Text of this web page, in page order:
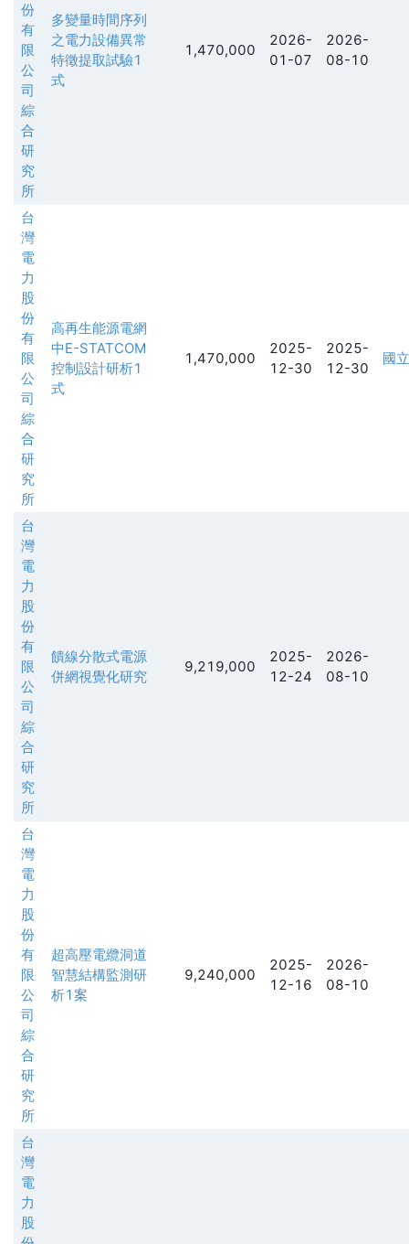
份
有
限
公
司
綜
合
研
究
所
多變量時間序列
之電力設備異常
特徵提取試驗1
式
1,470,000
2026-
01-07
2026-
08-10
台
灣
電
力
股
份
有
限
公
司
綜
合
研
究
所
高再生能源電網
中E-STATCOM
控制設計研析1
式
1,470,000
2025-
12-30
2025-
12-30
國
台
灣
電
力
股
份
有
限
公
司
綜
合
研
究
所
饋線分散式電源
併網視覺化研究
9,219,000
2025-
12-24
2026-
08-10
台
灣
電
力
股
份
有
限
公
司
綜
合
研
究
所
超高壓電纜洞道
智慧結構監測研
析1案
9,240,000
2025-
12-16
2026-
08-10
台
灣
電
力
股